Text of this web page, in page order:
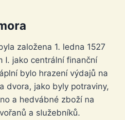
založena 1. ledna 1527
I. jako centrální finanční
bylo hrazení výdajů na
dvora, jako byly potraviny,
a hedvábné zboží na
a služebníků.